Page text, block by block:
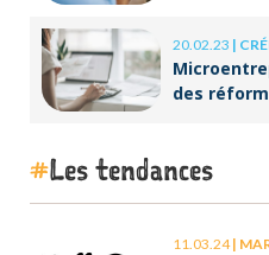
20.02.23 |
des
Les tendances
11.03.24|